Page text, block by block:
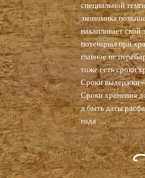
специальной
экономика
накапливает свой
потенциал при
главное не
тоже есть сроки
Сроки выдержки –
Сроки хранения
д.быть даты
года …